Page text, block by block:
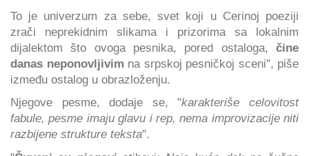
To je univerzum za sebe, svet koji u Cerinoj poeziji
zrači neprekidnim slikama i prizorima sa lokalnim
dijalektom što ovoga pesnika, pored ostaloga, čine
danas neponovljivim na srpskoj pesničkoj sceni", piše
između ostalog u obrazloženju.
Njegove pesme, dodaje se, "karakteriše celovitost
fabule, pesme imaju glavu i rep, nema improvizacije niti
razbijene strukture teksta".